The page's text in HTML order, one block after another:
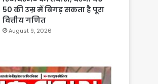
50 की उम्र में बिगड़ सकता है पूरा
वित्तीय गणित
August 9, 2026